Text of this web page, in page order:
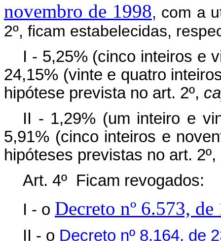
novembro de 1998, com a
2º, ficam estabelecidas,
I - 5,25% (cinco inteiros e
24,15% (vinte e quatro
hipótese prevista no art. 2º,
II - 1,29% (um inteiro e
5,91% (cinco inteiros e
hipóteses previstas no art. 2º,
Art. 4º Ficam revogados:
I - o Decreto nº 6.573,
II - o Decreto nº 8.164, de